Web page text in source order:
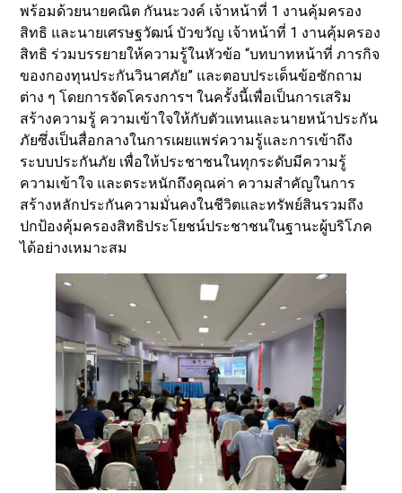
พร้อมด้วยนายคณิต กันนะวงค์ เจ้าหน้าที่ 1 งานคุ้มครอง
สิทธิ และนายเศรษฐวัฒน์ บัวขวัญ เจ้าหน้าที่ 1 งานคุ้มครอง
สิทธิ ร่วมบรรยายให้ความรู้ในหัวข้อ “บทบาทหน้าที่ ภารกิจ
ของกองทุนประกันวินาศภัย” และตอบประเด็นข้อซักถาม
ต่าง ๆ โดยการจัดโครงการฯ ในครั้งนี้เพื่อเป็นการเสริม
สร้างความรู้ ความเข้าใจให้กับตัวแทนและนายหน้าประกัน
ภัยซึ่งเป็นสื่อกลางในการเผยแพร่ความรู้และการเข้าถึง
ระบบประกันภัย เพื่อให้ประชาชนในทุกระดับมีความรู้
ความเข้าใจ และตระหนักถึงคุณค่า ความสำคัญในการ
สร้างหลักประกันความมั่นคงในชีวิตและทรัพย์สินรวมถึง
ปกป้องคุ้มครองสิทธิประโยชน์ประชาชนในฐานะผู้บริโภค
ได้อย่างเหมาะสม